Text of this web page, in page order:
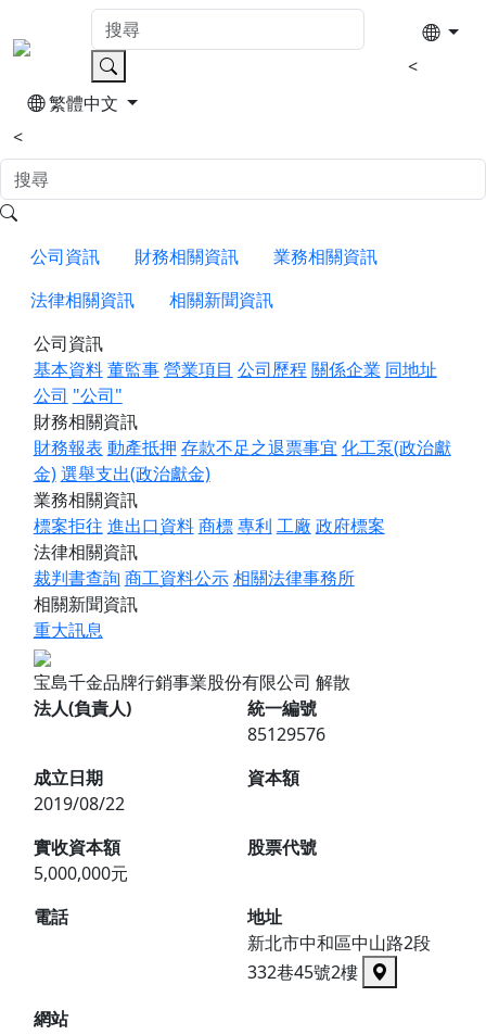
<
繁體中文
<
公司資訊 財務相關資訊
業務相關資訊
法律相關資訊
相關新聞資訊
公司資訊
基本資料董監事營業項目 公司歷程 關係企業 同地址
公司 "公司"
財務相關資訊
財務報表 動產抵押 存款不足之退票事宜 化工泵(政治獻
金)選舉支出(政治獻金)
業務相關資訊
標案拒往 進出口資料商標專利 工廠 政府標案
法律相關資訊
裁判書查詢 商工資料公示相關法律事務所
相關新聞資訊
重大訊息
宝島千金品牌行銷事業股份有限公司 解散
法人(負責人)
統一編號
85129576
成立日期
2019/08/22
資本額
實收資本額
5,000,000元
股票代號
電話
地址
新北市中和區中山路2段
332巷45號2樓
網站